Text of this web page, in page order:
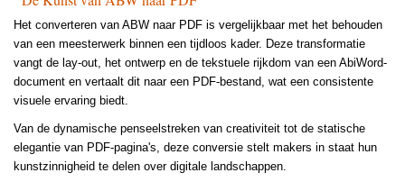
Het converteren van ABW naar PDF is vergelijkbaar met het behouden
van een meesterwerk binnen een tijdloos kader. Deze transformatie
vangt de lay-out, het ontwerp en de tekstuele rijkdom van een AbiWord-
document en vertaalt dit naar een PDF-bestand, wat een consistente
visuele ervaring biedt.
Van de dynamische penseelstreken van creativiteit tot de statische
elegantie van PDF-pagina's, deze conversie stelt makers in staat hun
kunstzinnigheid te delen over digitale landschappen.